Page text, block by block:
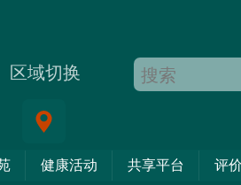
区域切换
健康活动 共享平台 评